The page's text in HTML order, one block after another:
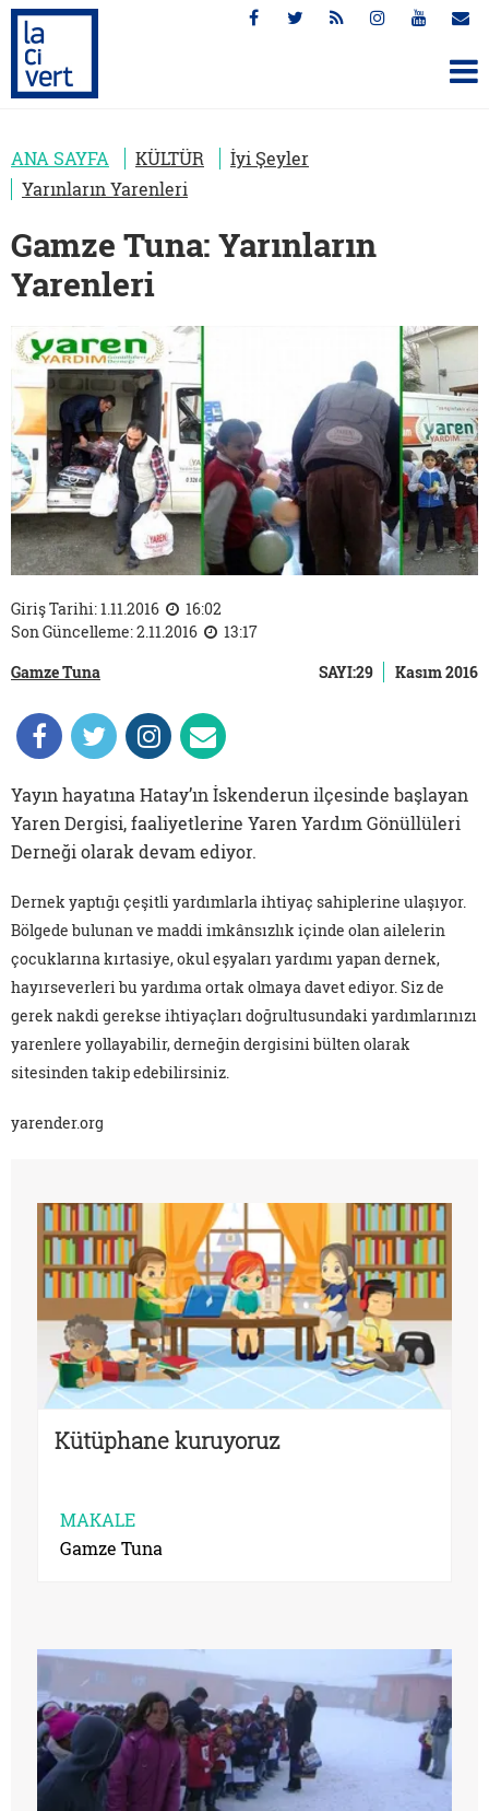
ANA SAYFA KÜLTÜR
İyi Şeyler
Yarınların Yarenleri
Gamze Tuna: Yarınların
Yarenleri
Giriş Tarihi: 1.11.2016
16:02
Son Güncelleme: 2.11.2016
13:17
Gamze Tuna
SAYI:29 Kasım 2016
Yayın hayatına Hatay’ın İskenderun ilçesinde başlayan
Yaren Dergisi, faaliyetlerine Yaren Yardım Gönüllüleri
Derneği olarak devam ediyor.
Dernek yaptığı çeşitli yardımlarla ihtiyaç sahiplerine ulaşıyor.
Bölgede bulunan ve maddi imkânsızlık içinde olan ailelerin
çocuklarına kırtasiye, okul eşyaları yardımı yapan dernek,
hayırseverleri bu yardıma ortak olmaya davet ediyor. Siz de
gerek nakdi gerekse ihtiyaçları doğrultusundaki yardımlarınızı
yarenlere yollayabilir, derneğin dergisini bülten olarak
sitesinden takip edebilirsiniz.
yarender.org
Kütüphane kuruyoruz
MAKALE
Gamze Tuna